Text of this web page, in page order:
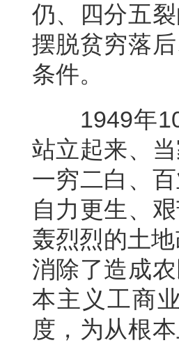
仍、四分五
摆脱贫穷落
条件。
1949年
站立起来、
一穷二白、
自力更生、
轰烈烈的土
消除了造成
本主义工商
度，为从根